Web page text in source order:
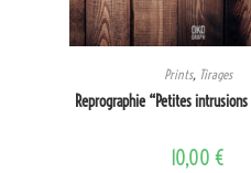
Prints, Tirages
Reprographie “Petites
10,00€